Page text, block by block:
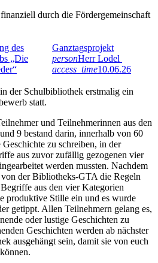
durch die Fördergemeinschaft
des
„Die
Ganztagsprojekt
personHerr Lodel
access_time10.06.26
der Schulbibliothek erstmalig ein
statt.
und Teilnehmerinnen aus den
9 bestand darin, innerhalb von 60
zu schreiben, in der
aus zuvor zufällig gezogenen vier
werden mussten. Nachdem
der Bibliotheks-GTA die Regeln
aus den vier Kategorien
produktive Stille ein und es wurde
getippt. Allen Teilnehmern gelang es,
oder lustige Geschichten zu
Geschichten werden ab nächster
ausgehängt sein, damit sie von euch